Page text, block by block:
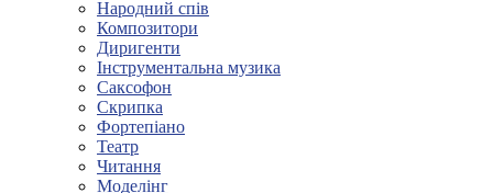
Народний спів
Композитори
Диригенти
Інструментальна музика
Саксофон
Скрипка
Фортепіано
Театр
Читання
Моделінг